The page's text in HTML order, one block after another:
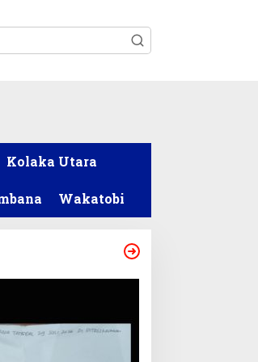
Kolaka Utara
Wakatobi